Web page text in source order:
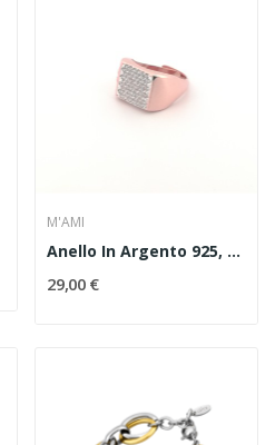
M'AMI
Anello In Argento 925, Pvd Oro Rosa E Zirconi
29,00 €